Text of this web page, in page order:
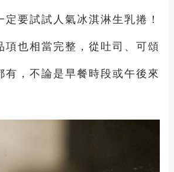
定要試試人氣冰淇淋生乳捲！
項也相當完整，從吐司、可頌
有，不論是早餐時段或午後來